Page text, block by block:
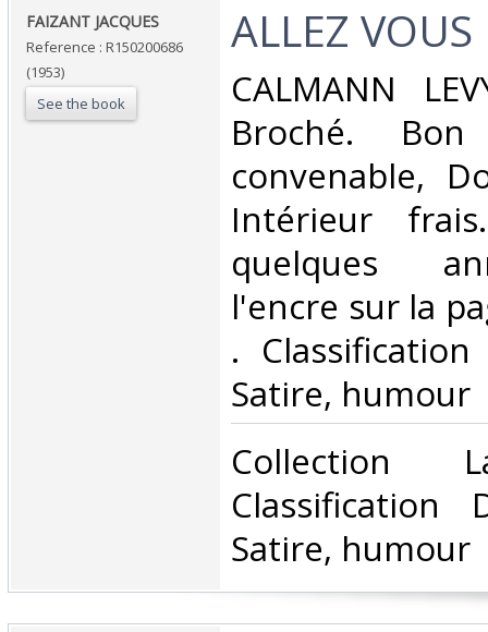
‎FAIZANT JACQUES‎
Reference : R150200686
(1953)
See the book
‎ALLEZ
‎CALMANN
Broché.
convenable,
Intérieur
quelques
l'encre sur la
.
Satire, humour‎
‎Collection
Classification
Satire, humour‎